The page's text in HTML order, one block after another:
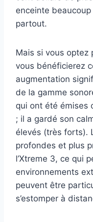
enceinte
partout.
Mais si vous optez
vous bénéficierez
augmentation
de la gamme
qui ont été émises
; il a gardé son
élevés (très forts).
profondes et plus
l’Xtreme 3, ce qui
environnements
peuvent être
s’estomper à